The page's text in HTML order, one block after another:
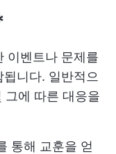
이벤트나 문제를
니다. 일반적으
그에 따른 대응을
통해 교훈을 얻